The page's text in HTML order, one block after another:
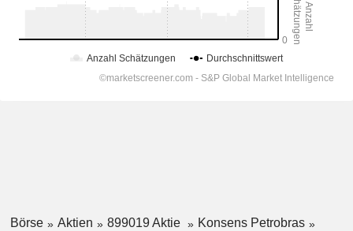
Börse Aktien 899019 Aktie
Konsens Petrobras